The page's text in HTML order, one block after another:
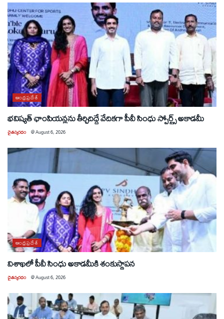
ఆంధ్రప్రదేశ్
భవిష్యత్ ఛాంపియన్లను తీర్చిదిద్దే వేదికగా పీవీ సింధు స్పోర్ట్స్ అకాడమీ
చైతన్యరధం @August 6, 2026
ఆంధ్రప్రదేశ్
విశాఖలో పీవీ సింధు అకాడమీకి శంకుస్థాపన
చైతన్యరధం @August 6, 2026